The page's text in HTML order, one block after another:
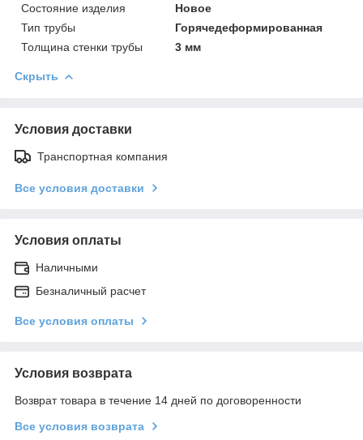
Состояние изделия
Новое
Тип трубы
Горячедеформированная
Толщина стенки трубы
3 мм
Скрыть
Условия доставки
Транспортная компания
Все условия доставки
Условия оплаты
Наличными
Безналичный расчет
Все условия оплаты
Условия возврата
Возврат товара в течение 14 дней по договоренности
Все условия возврата